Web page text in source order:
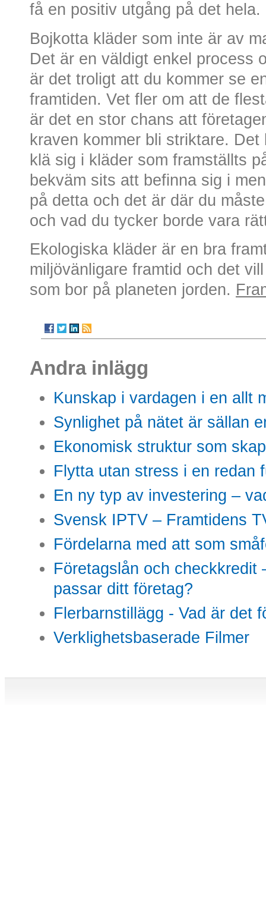
få en positiv utgång på det hela.
Bojkotta kläder som inte är av
Det är en väldigt enkel process
är det troligt att du kommer se
framtiden. Vet fler om att de
är det en stor chans att
kraven kommer bli striktare.
klä sig i kläder som framställts
bekväm sits att befinna sig i
på detta och det är där du
och vad du tycker borde vara
Ekologiska kläder är en bra
miljövänligare framtid och det
som bor på planeten jorden.
Andra inlägg
Kunskap i vardagen i en allt
Synlighet på nätet är sällan
Ekonomisk struktur som
Flytta utan stress i en redan
En ny typ av investering –
Svensk IPTV – Framtidens
Fördelarna med att som
Företagslån och checkkredit
passar ditt företag?
Flerbarnstillägg - Vad är det
Verklighetsbaserade Filmer